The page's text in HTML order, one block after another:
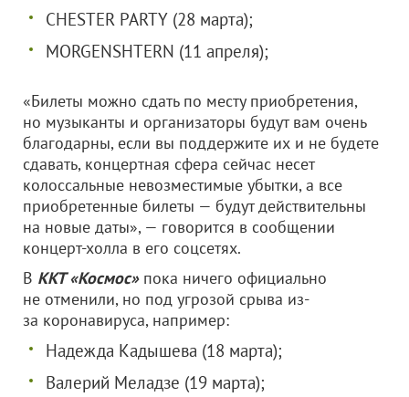
CHESTER PARTY (28 марта);
MORGENSHTERN (11 апреля);
«Билеты можно сдать по месту приобретения,
но музыканты и организаторы будут вам очень
благодарны, если вы поддержите их и не будете
сдавать, концертная сфера сейчас несет
колоссальные невозместимые убытки, а все
приобретенные билеты — будут действительны
на новые даты», — говорится в сообщении
концерт-холла в его соцсетях.
В ККТ «Космос»пока ничего официально
не отменили, но под угрозой срыва из-
за коронавируса, например:
Надежда Кадышева (18 марта);
Валерий Меладзе (19 марта);